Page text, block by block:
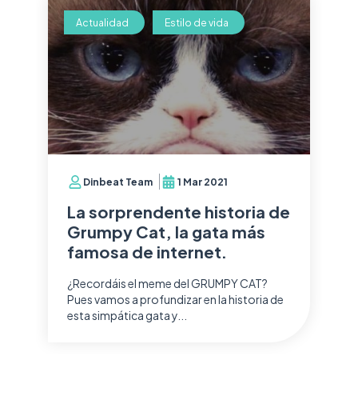
Dinbeat Team 1 Mar 2021
La sorprendente historia de
Grumpy Cat, la gata más
famosa de internet.
¿Recordáis el meme del GRUMPY CAT?
Pues vamos a profundizar en la historia de
esta simpática gata y...
Actualidad Estilo de vida